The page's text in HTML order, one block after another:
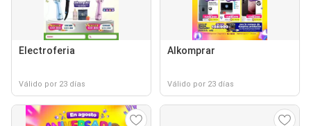
Electroferia
Válido por 23 días
Alkomprar
Válido por 23 días